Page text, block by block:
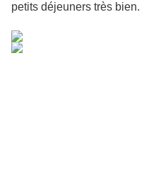
petits déjeuners très bien.